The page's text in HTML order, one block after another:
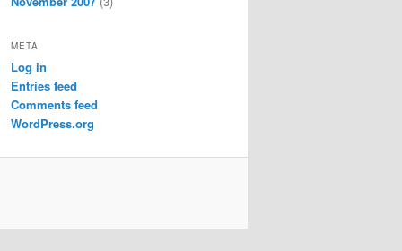
META
Log in
Entries feed
Comments feed
WordPress.org